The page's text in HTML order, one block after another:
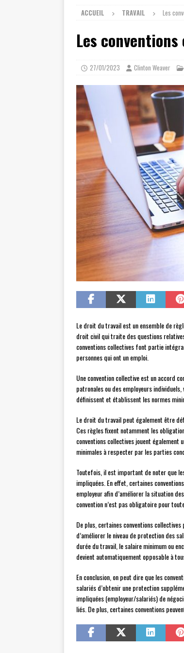
ACCUEIL TRAVAIL Les
Les
27/01/2023 Clinton Weaver
Le droit du travail est un ensemble de
droit civil qui traite des questions
conventions collectives font partie
personnes qui ont un emploi.
Une convention collective est un accord
patronales ou des employeurs
définissent et établissent les normes
Le droit du travail peut également être
Ces règles fixent notamment les
conventions collectives jouent
minimales à respecter par les parties
Toutefois, il est important de noter que
impliquées. En effet, certaines
employeur afin d’améliorer la situation
convention n’est pas obligatoire pour
De plus, certaines conventions
d’améliorer le niveau de protection des
durée du travail, le salaire minimum ou
devient automatiquement opposable à
En conclusion, on peut dire que les
salariés d’obtenir une protection
impliquées (employeur/salariés) de
liés. De plus, certaines conventions